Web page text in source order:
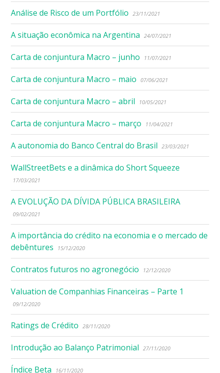
Análise de Risco de um Portfólio 23/11/2021
A situação econômica na Argentina 24/07/2021
Carta de conjuntura Macro – junho 11/07/2021
Carta de conjuntura Macro – maio 07/06/2021
Carta de conjuntura Macro – abril 10/05/2021
Carta de conjuntura Macro – março 11/04/2021
A autonomia do Banco Central do Brasil 23/03/2021
WallStreetBets e a dinâmica do Short Squeeze
17/03/2021
A EVOLUÇÃO DA DÍVIDA PÚBLICA BRASILEIRA
09/02/2021
A importância do crédito na economia e o mercado de
debêntures
15/12/2020
Contratos futuros no agronegócio 12/12/2020
Valuation de Companhias Financeiras – Parte 1
09/12/2020
Ratings de Crédito 28/11/2020
Introdução ao Balanço Patrimonial 27/11/2020
Índice Beta 16/11/2020